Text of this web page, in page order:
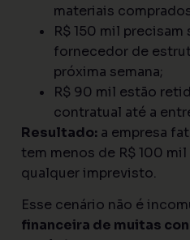
materiais
R$ 150 mil precisam
fornecedor de
próxima semana;
R$ 90 mil estão
contratual até a
Resultado: a empresa
tem menos de R$ 100
qualquer imprevisto.
Esse cenário não é
financeira de muitas